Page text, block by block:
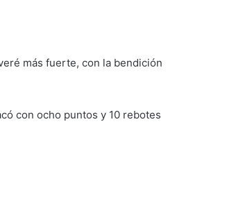
más fuerte, con la bendición
con ocho puntos y 10 rebotes